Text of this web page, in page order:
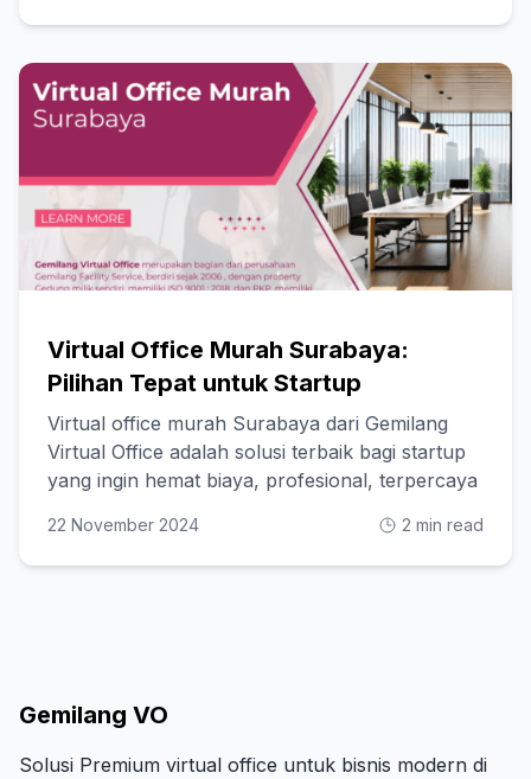
Virtual Office Murah Surabaya:
Pilihan Tepat untuk Startup
Virtual office murah Surabaya dari Gemilang
Virtual Office adalah solusi terbaik bagi startup
yang ingin hemat biaya, profesional, terpercaya
22 November 2024 2 min read
Gemilang VO
Solusi Premium virtual office untuk bisnis modern di